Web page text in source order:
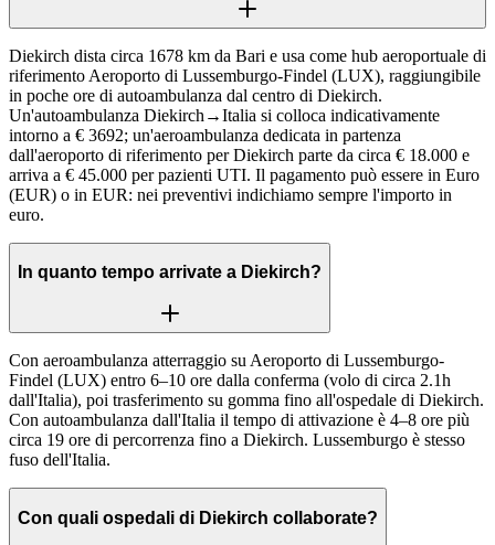
Diekirch dista circa 1678 km da Bari e usa come hub aeroportuale di
riferimento Aeroporto di Lussemburgo-Findel (LUX), raggiungibile
in poche ore di autoambulanza dal centro di Diekirch.
Un'autoambulanza Diekirch→Italia si colloca indicativamente
intorno a € 3692; un'aeroambulanza dedicata in partenza
dall'aeroporto di riferimento per Diekirch parte da circa € 18.000 e
arriva a € 45.000 per pazienti UTI. Il pagamento può essere in Euro
(EUR) o in EUR: nei preventivi indichiamo sempre l'importo in
euro.
In quanto tempo arrivate a Diekirch?
Con aeroambulanza atterraggio su Aeroporto di Lussemburgo-
Findel (LUX) entro 6–10 ore dalla conferma (volo di circa 2.1h
dall'Italia), poi trasferimento su gomma fino all'ospedale di Diekirch.
Con autoambulanza dall'Italia il tempo di attivazione è 4–8 ore più
circa 19 ore di percorrenza fino a Diekirch. Lussemburgo è stesso
fuso dell'Italia.
Con quali ospedali di Diekirch collaborate?